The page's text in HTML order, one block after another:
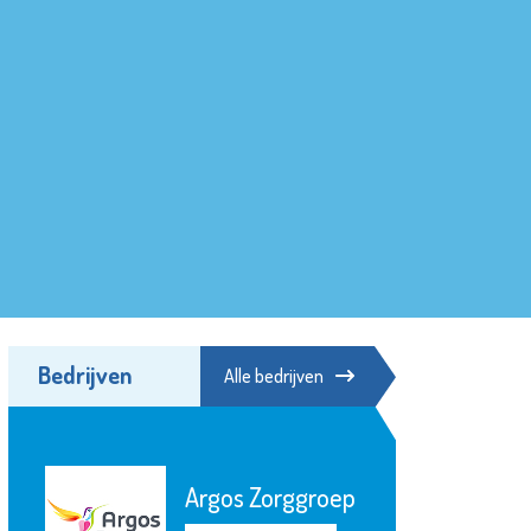
Bedrijven Alle bedrijven
Argos Zorggroep